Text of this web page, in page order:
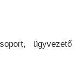
ügyvezető